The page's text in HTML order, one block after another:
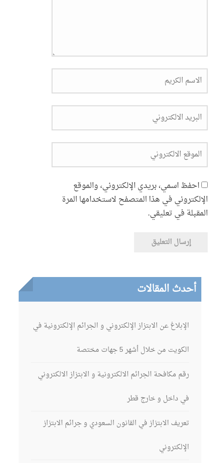
احفظ اسمي، بريدي الإلكتروني، والموقع
الإلكتروني في هذا المتصفح لاستخدامها المرة
المقبلة في تعليقي.
أحدث المقالات
الإبلاغ عن الابتزاز الإلكتروني و الجرائم الإلكترونية في
الكويت من خلال أشهر 5 جهات مختصة
رقم مكافحة الجرائم الالكترونية و الابتزاز الالكتروني
في داخل و خارج قطر
تعريف الابتزاز في القانون السعودي و جرائم الابتزاز
الإلكتروني